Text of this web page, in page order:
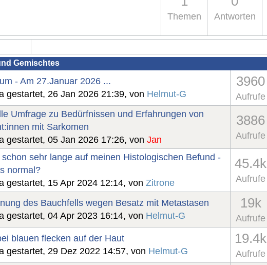
Themen Antworten
Gemischtes
- Am 27.Januar 2026 ...
gestartet, 26 Jan 2026 21:39, von Helmut-G
3960
Aufrufe
Umfrage zu Bedürfnissen und Erfahrungen von
mit Sarkomen
gestartet, 05 Jan 2026 17:26, von Jan
3886
Aufrufe
schon sehr lange auf meinen Histologischen Befund -
normal?
gestartet, 15 Apr 2024 12:14, von Zitrone
45.4k
Aufrufe
des Bauchfells wegen Besatz mit Metastasen
gestartet, 04 Apr 2023 16:14, von Helmut-G
19k
Aufrufe
blauen flecken auf der Haut
gestartet, 29 Dez 2022 14:57, von Helmut-G
19.4k
Aufrufe